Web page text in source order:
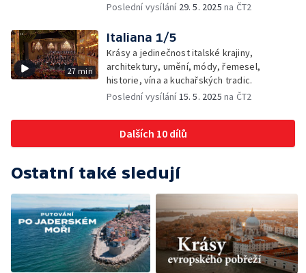
Poslední vysílání 29. 5. 2025 na ČT2
27 min
Italiana 1/5
Krásy a jedinečnost italské krajiny,
architektury, umění, módy, řemesel,
historie, vína a kuchařských tradic.
Poslední vysílání15. 5. 2025 na ČT2
Dalších 10 dílů
Ostatní také sledují